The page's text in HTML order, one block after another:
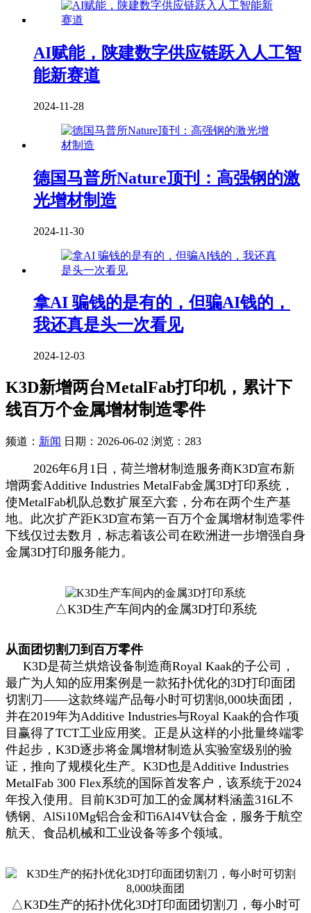
AI赋能，陕建数字供应链跃入人工智
能新赛道
2024-11-28
德国马普所Nature顶刊：高强钢的激
光增材制造
2024-11-30
拿AI 骗钱的是有的，但骗AI钱的，
我还真是头一次看见
2024-12-03
K3D新增两台MetalFab打印机，累计下
线百万个金属增材制造零件
频道： 新闻 日期： 2026-06-02 浏览：283
2026年6月1日，荷兰增材制造服务商K3D宣布新
增两套Additive Industries MetalFab金属3D打印系统，
使MetalFab机队总数扩展至六套，分布在两个生产基
地。此次扩产距K3D宣布第一百万个金属增材制造零件
下线仅过去数月，标志着该公司在欧洲进一步增强自身
金属3D打印服务能力。
△K3D生产车间内的金属3D打印系统
从面团切割刀到百万零件
K3D是荷兰烘焙设备制造商Royal Kaak的子公司，
最广为人知的应用案例是一款拓扑优化的3D打印面团
切割刀——这款终端产品每小时可切割8,000块面团，
并在2019年为Additive Industries与Royal Kaak的合作项
目赢得了TCT工业应用奖。正是从这样的小批量终端零
件起步，K3D逐步将金属增材制造从实验室级别的验
证，推向了规模化生产。K3D也是Additive Industries
MetalFab 300 Flex系统的国际首发客户，该系统于2024
年投入使用。目前K3D可加工的金属材料涵盖316L不
锈钢、AlSi10Mg铝合金和Ti6Al4V钛合金，服务于航空
航天、食品机械和工业设备等多个领域。
△K3D生产的拓扑优化3D打印面团切割刀，每小时可